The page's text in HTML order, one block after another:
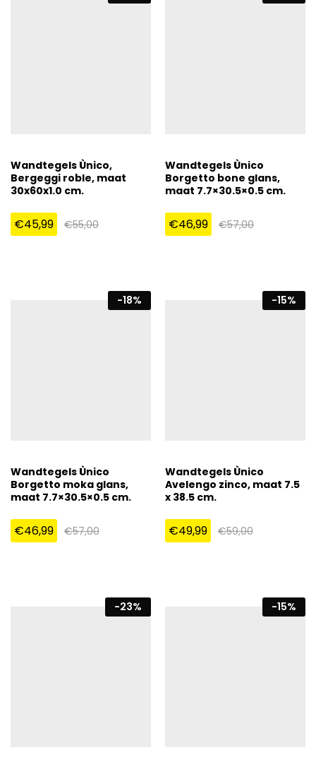
Wandtegels Ùnico,
Bergeggi roble, maat
30x60x1.0 cm.
€45,99 €55,00
Wandtegels Ùnico
Borgetto bone glans,
maat 7.7×30.5×0.5 cm.
€46,99 €57,00
-18%
Wandtegels Ùnico
Borgetto moka glans,
maat 7.7×30.5×0.5 cm.
€46,99 €57,00
-15%
Wandtegels Ùnico
Avelengo zinco, maat 7.5
x 38.5 cm.
€49,99 €59,00
-23% -15%